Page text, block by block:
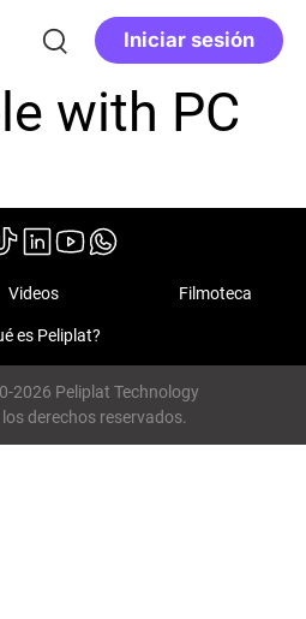
Iniciar sesión
with PC
Videos Filmoteca
es Peliplat?
2026 Peliplat Technology
derechos reservados.